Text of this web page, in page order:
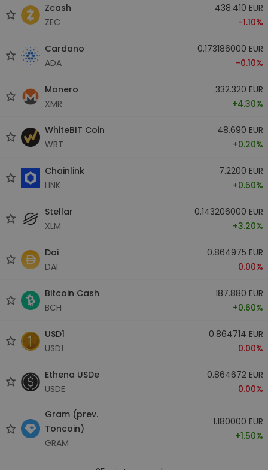
Zcash
ZEC
438.410 EUR
-1.10%
Cardano
ADA
0.173186000 EUR
-0.10%
Monero
XMR
332.320 EUR
+4.30%
WhiteBIT Coin
WBT
48.690 EUR
+0.20%
Chainlink
LINK
7.2200 EUR
+0.50%
Stellar
XLM
0.143206000 EUR
+3.20%
Dai
DAI
0.864975 EUR
0.00%
Bitcoin Cash
BCH
187.880 EUR
+0.60%
USD1
USD1
0.864714 EUR
0.00%
Ethena USDe
USDE
0.864672 EUR
0.00%
Gram (prev.
Toncoin)
GRAM
1.180000 EUR
+1.50%